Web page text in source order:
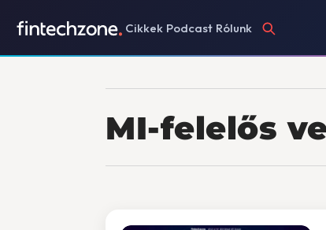
Cikkek Podcast Rólunk
MI-felelős